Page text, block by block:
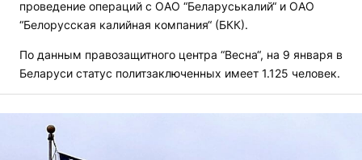
проведение операций с ОАО “Беларуськалий“ и ОАО
“Белорусская калийная компания“ (БКК).
По данным правозащитного центра “Весна“, на 9 января в
Беларуси статус политзаключенных имеет 1.125 человек.